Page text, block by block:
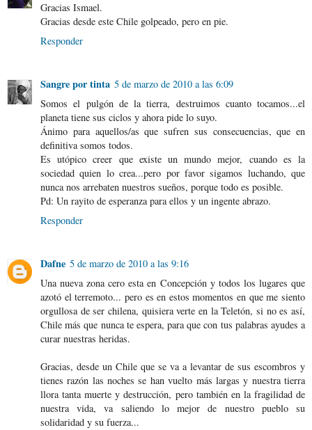
Gracias Ismael.
Gracias desde este Chile golpeado, pero en pie.
Responder
Sangre por tinta 5 de marzo de 2010 a las 6:09
Somos el pulgón de la tierra, destruimos cuanto tocamos...el
planeta tiene sus ciclos y ahora pide lo suyo.
Ánimo para aquellos/as que sufren sus consecuencias, que en
definitiva somos todos.
Es utópico creer que existe un mundo mejor, cuando es la
sociedad quien lo crea...pero por favor sigamos luchando, que
nunca nos arrebaten nuestros sueños, porque todo es posible.
Pd: Un rayito de esperanza para ellos y un ingente abrazo.
Responder
Dafne 5 de marzo de 2010 a las 9:16
Una nueva zona cero esta en Concepción y todos los lugares que
azotó el terremoto... pero es en estos momentos en que me siento
orgullosa de ser chilena, quisiera verte en la Teletón, si no es así,
Chile más que nunca te espera, para que con tus palabras ayudes a
curar nuestras heridas.
Gracias, desde un Chile que se va a levantar de sus escombros y
tienes razón las noches se han vuelto más largas y nuestra tierra
llora tanta muerte y destrucción, pero también en la fragilidad de
nuestra vida, va saliendo lo mejor de nuestro pueblo su
solidaridad y su fuerza...